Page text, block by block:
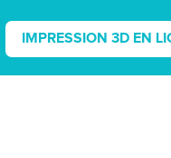
IMPRESSION 3D EN